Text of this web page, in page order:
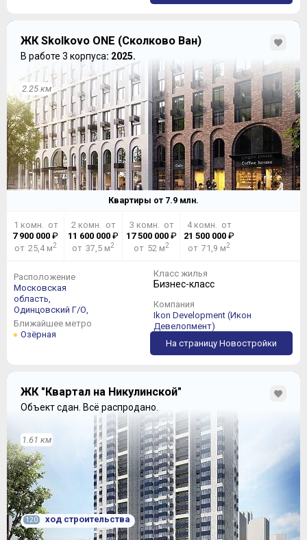
ЖК Skolkovo ONE (Сколково Ван)
В работе 3 корпуса: 2025.
2.25 км
Квартиры от 7.9 млн.
1 комн. от
7 900 000 ₽
от 25,4 м2
2 комн. от
11 600 000 ₽
от 37,5 м2
3 комн. от
17 500 000₽
от 52 м2
4 комн. от
21 500 000 ₽
от 71,9 м2
Расположение
Московская
область,
Одинцовский Г/О,
Ближайшее метро
Озёрная
Класс жилья
Бизнес-класс
Компания
Ikon Development (Икон
Девелопмент)
На страницу Новостройки
ЖК "Квартал на Никулинской"
Объект сдан. Всё распродано.
1.61 км
120 ход строительства